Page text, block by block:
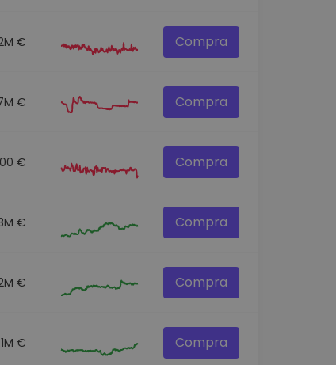
€ Compra
€ Compra
€ Compra
€ Compra
€ Compra
€ Compra